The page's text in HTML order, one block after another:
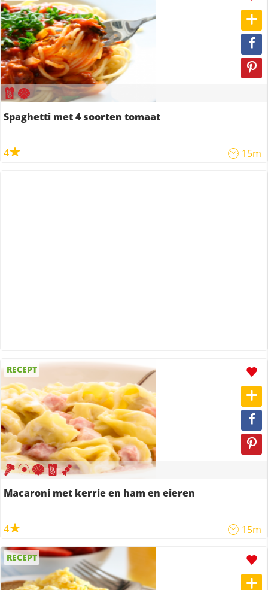
Spaghetti met 4 soorten tomaat
4 15m
RECEPT
Macaroni met kerrie en ham en eieren
4 15m
RECEPT